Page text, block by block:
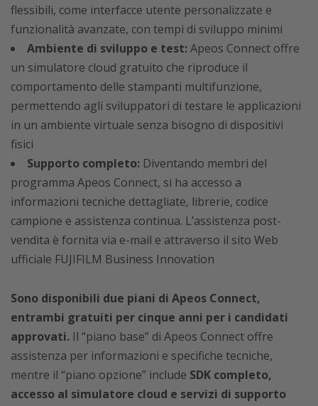
flessibili, come interfacce utente personalizzate e
funzionalità avanzate, con tempi di sviluppo minimi
Ambiente di sviluppo e test:Apeos Connect offre
un simulatore cloud gratuito che riproduce il
comportamento delle stampanti multifunzione,
permettendo agli sviluppatori di testare le applicazioni
in un ambiente virtuale senza bisogno di dispositivi
fisici
Supporto completo: Diventando membri del
programma Apeos Connect, si ha accesso a
informazioni tecniche dettagliate, librerie, codice
campione e assistenza continua. L’assistenza post-
vendita è fornita via e-mail e attraverso il sito Web
ufficiale FUJIFILM Business Innovation
Sono disponibili due piani di Apeos Connect,
entrambi gratuiti per cinque anni per i candidati
approvati. Il “piano base” di Apeos Connect offre
assistenza per informazioni e specifiche tecniche,
mentre il “piano opzione” include SDK completo,
accesso al simulatore cloud e servizi di supporto